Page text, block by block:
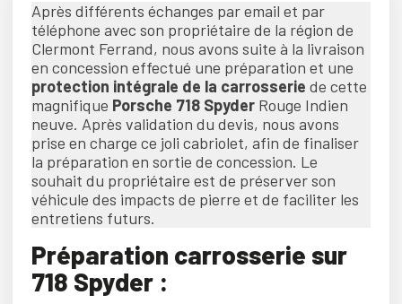
Après différents échanges par email et par
téléphone avec son propriétaire de la région de
Clermont Ferrand, nous avons suite à la livraison
en concession effectué une préparation et une
protection intégrale de la carrosserie de cette
magnifique Porsche 718 Spyder Rouge Indien
neuve. Après validation du devis, nous avons
prise en charge ce joli cabriolet, afin de finaliser
la préparation en sortie de concession. Le
souhait du propriétaire est de préserver son
véhicule des impacts de pierre et de faciliter les
entretiens futurs.
Préparation carrosserie sur
718 Spyder :